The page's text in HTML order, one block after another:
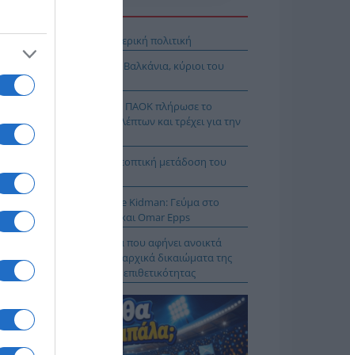
για την εξωτερική πολιτική
υπάρχουν και στα Βαλκάνια, κύριοι του
στην Τούμπα: Ο ΠΑΟΚ πλήρωσε το
άουτ» των 17 δευτερολέπτων και τρέχει για την
στο Βέλγιο
– Άντερλεχτ LIVE: Η τηλεοπτική μετάδοση του
(OPEN)
Μύκονο βρίσκεται η Nicole Kidman: Γεύμα στο
μαζί με Zoe Saldaña και Omar Epps
Δούρου: Θολή συμφωνία που αφήνει ανοικτά
σχετικά με τα κυριαρχικά δικαιώματα της
έναντι της τουρκικής επιθετικότητας